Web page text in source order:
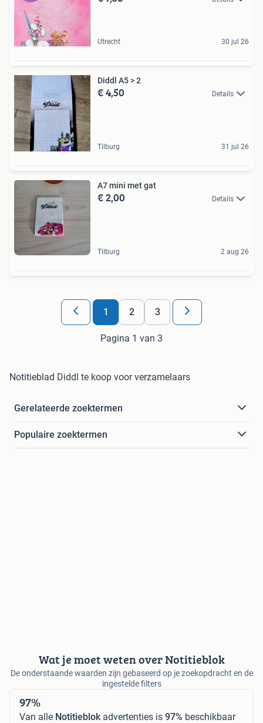
Utrecht 30 jul 26
Diddl A5 > 2
€ 4,50 Details
Tilburg 31 jul 26
A7 mini met gat
€ 2,00 Details
Tilburg 2 aug 26
1 2 3
Pagina 1 van 3
Notitieblad Diddl te koop voor verzamelaars
Gerelateerde zoektermen
Populaire zoektermen
Wat je moet weten over Notitieblok
De onderstaande waarden zijn gebaseerd op je zoekopdracht en de
ingestelde filters
97%
Van alle Notitieblok advertenties is 97% beschikbaar